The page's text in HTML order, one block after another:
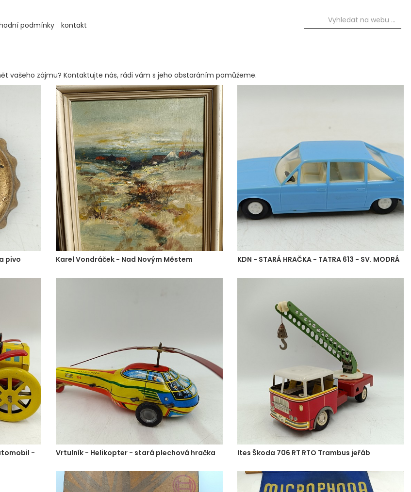
podmínky kontakt
vašeho zájmu? Kontaktujte nás, rádi vám s jeho obstaráním pomůžeme.
pivo Karel Vondráček - Nad Novým Městem KDN - STARÁ HRAČKA - TATRA 613 - SV. MODRÁ
- Vrtulník - Helikopter - stará plechová hračka Ites Škoda 706 RT RTO Trambus jeřáb